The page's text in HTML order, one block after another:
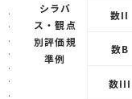
シラバ
ス・観点
別評価規
準例
数II
数B
数III